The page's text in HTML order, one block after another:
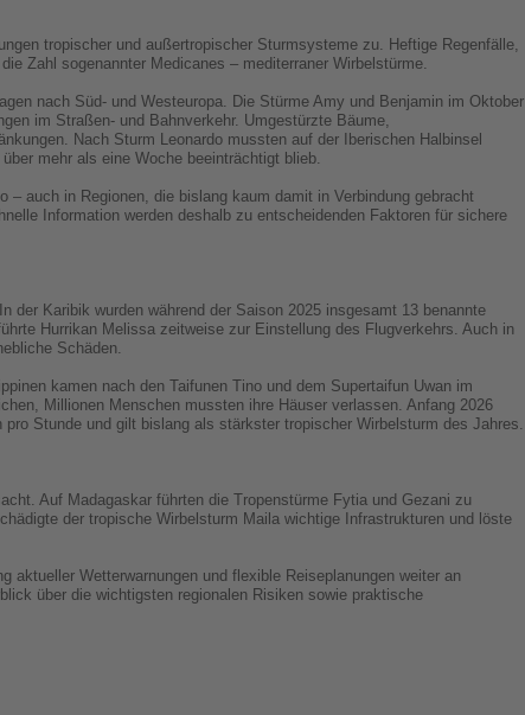
tropischer und außertropischer Sturmsysteme zu. Heftige Regenfälle,
Zahl sogenannter Medicanes – mediterraner Wirbelstürme.
nach Süd- und Westeuropa. Die Stürme Amy und Benjamin im Oktober
im Straßen- und Bahnverkehr. Umgestürzte Bäume,
Nach Sturm Leonardo mussten auf der Iberischen Halbinsel
mehr als eine Woche beeinträchtigt blieb.
auch in Regionen, die bislang kaum damit in Verbindung gebracht
Information werden deshalb zu entscheidenden Faktoren für sichere
der Karibik wurden während der Saison 2025 insgesamt 13 benannte
Hurrikan Melissa zeitweise zur Einstellung des Flugverkehrs. Auch in
Schäden.
kamen nach den Taifunen Tino und dem Supertaifun Uwan im
Millionen Menschen mussten ihre Häuser verlassen. Anfang 2026
Stunde und gilt bislang als stärkster tropischer Wirbelsturm des Jahres.
Auf Madagaskar führten die Tropenstürme Fytia und Gezani zu
der tropische Wirbelsturm Maila wichtige Infrastrukturen und löste
aktueller Wetterwarnungen und flexible Reiseplanungen weiter an
über die wichtigsten regionalen Risiken sowie praktische